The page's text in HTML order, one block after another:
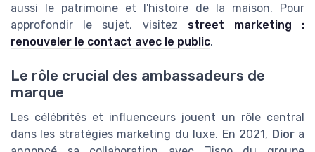
aussi le patrimoine et l'histoire de la maison. Pour
approfondir le sujet, visitez street marketing :
renouveler le contact avec le public.
Le rôle crucial des ambassadeurs de
marque
Les célébrités et influenceurs jouent un rôle central
dans les stratégies marketing du luxe. En 2021, Diora